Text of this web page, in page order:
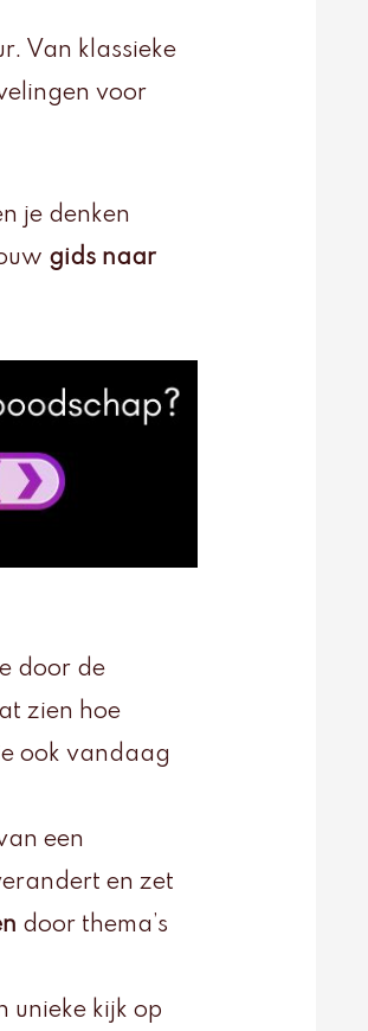
Van klassieke
voor
je denken
gids naar
door de
zien hoe
ook vandaag
een
en zet
door thema’s
unieke kijk op